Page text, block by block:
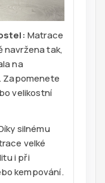
Matrace
navržena tak,
na
Zapomenete
velikostní
silnému
velké
i při
kempování.